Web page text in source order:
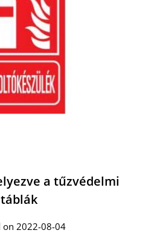
a tűzvédelmi
táblák
on 2022-08-04